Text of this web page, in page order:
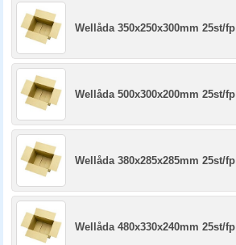
Wellåda 350x250x300mm 25st/fp
Wellåda 500x300x200mm 25st/fp
Wellåda 380x285x285mm 25st/fp
Wellåda 480x330x240mm 25st/fp